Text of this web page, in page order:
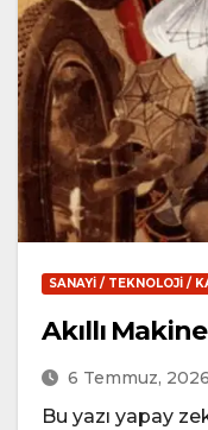
SANAYI / TEKNOLOJI /
Akıllı
6 Temmuz, 2026
Bu yazı yapay